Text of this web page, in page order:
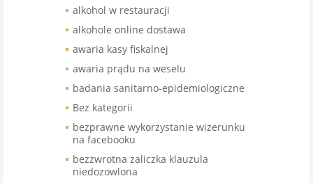
alkohol w restauracji
alkohole online dostawa
awaria kasy fiskalnej
awaria prądu na weselu
badania sanitarno-epidemiologiczne
Bez kategorii
bezprawne wykorzystanie wizerunku
na facebooku
bezzwrotna zaliczka klauzula
niedozowlona